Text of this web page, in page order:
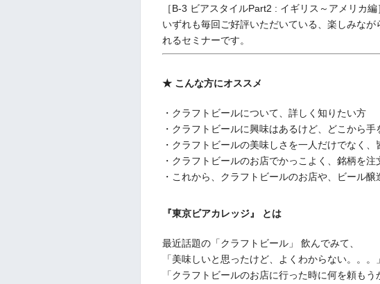
［B-3 ビアスタイルPart2 : イギリス～アメリカ編
いずれも毎回ご好評いただいている、楽しみな
れるセミナーです。
★ こんな方にオススメ
・クラフトビールについて、詳しく知りたい方
・クラフトビールに興味はあるけど、どこから
・クラフトビールの美味しさを一人だけでなく
・クラフトビールのお店でかっこよく、銘柄を注
・これから、クラフトビールのお店や、ビール
『東京ビアカレッジ』 とは
最近話題の「クラフトビール」 飲んでみて、
「美味しいと思ったけど、よくわからない。。。
「クラフトビールのお店に行った時に何を頼もう